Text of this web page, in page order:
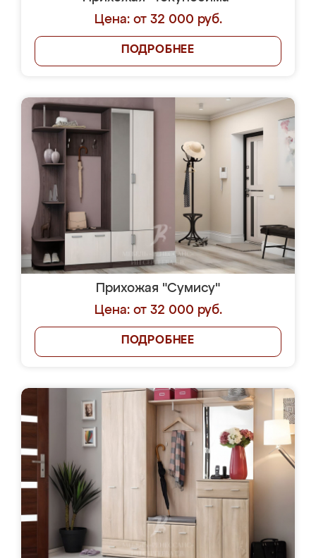
Цена: от 32 000 руб.
ПОДРОБНЕЕ
Прихожая "Сумису"
Цена: от 32 000 руб.
ПОДРОБНЕЕ